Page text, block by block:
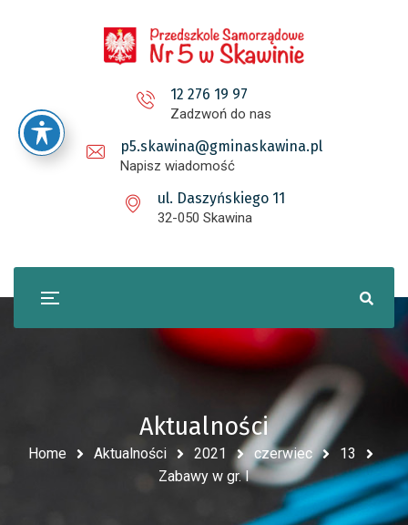
12 276 19 97
Zadzwoń do nas
p5.skawina@gminaskawina.pl
Napisz wiadomość
ul. Daszyńskiego 11
32-050 Skawina
Aktualności
Home Aktualności 2021 czerwiec
13
Zabawy w gr. I